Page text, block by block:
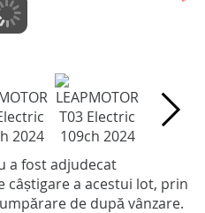
a fost adjudecat
câștigare a acestui lot, prin
de după vânzare.